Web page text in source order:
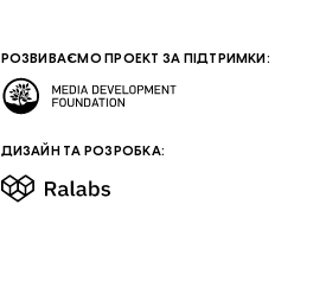
РОЗВИВАЄМО ПРОЕКТ ЗА ПІДТРИМКИ:
ДИЗАЙН ТА РОЗРОБКА: